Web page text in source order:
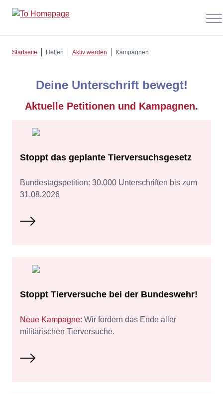
Startseite Helfen Aktiv werden Kampagnen
Deine Unterschrift bewegt!
Aktuelle Petitionen und Kampagnen.
Stoppt das geplante Tierversuchsgesetz
Bundestagspetition: 30.000 Unterschriften bis zum
31.08.2026
Stoppt Tierversuche bei der Bundeswehr!
Neue Kampagne: Wir fordern das Ende aller
militärischen Tierversuche.